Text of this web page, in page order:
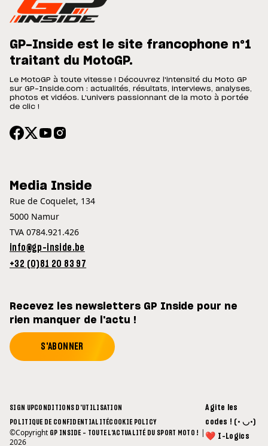
GP-Inside est le site francophone n°1
traitant du MotoGP.
Le MotoGP à toute vitesse ! Découvrez l'intensité du Moto GP
sur GP-Inside.com : actualités, résultats, interviews, analyses,
photos et vidéos. L'univers passionnant de la moto à portée
de clic !
Media Inside
Rue de Coquelet, 134
5000 Namur
TVA 0784.921.426
info@gp-inside.be
+32 (0)81 20 83 97
Recevez les newsletters GP Inside pour ne
rien manquer de l'actu !
S'ABONNER
SIGN UPCONDITIONS D'UTILISATION
POLITIQUE DE CONFIDENTIALITÉCOOKIE POLICY
©Copyright GP INSIDE - TOUTE L'ACTUALITÉ DU SPORT MOTO ! |
2026
Agite les
codes ! (• ◡•)
❤ I-Logics